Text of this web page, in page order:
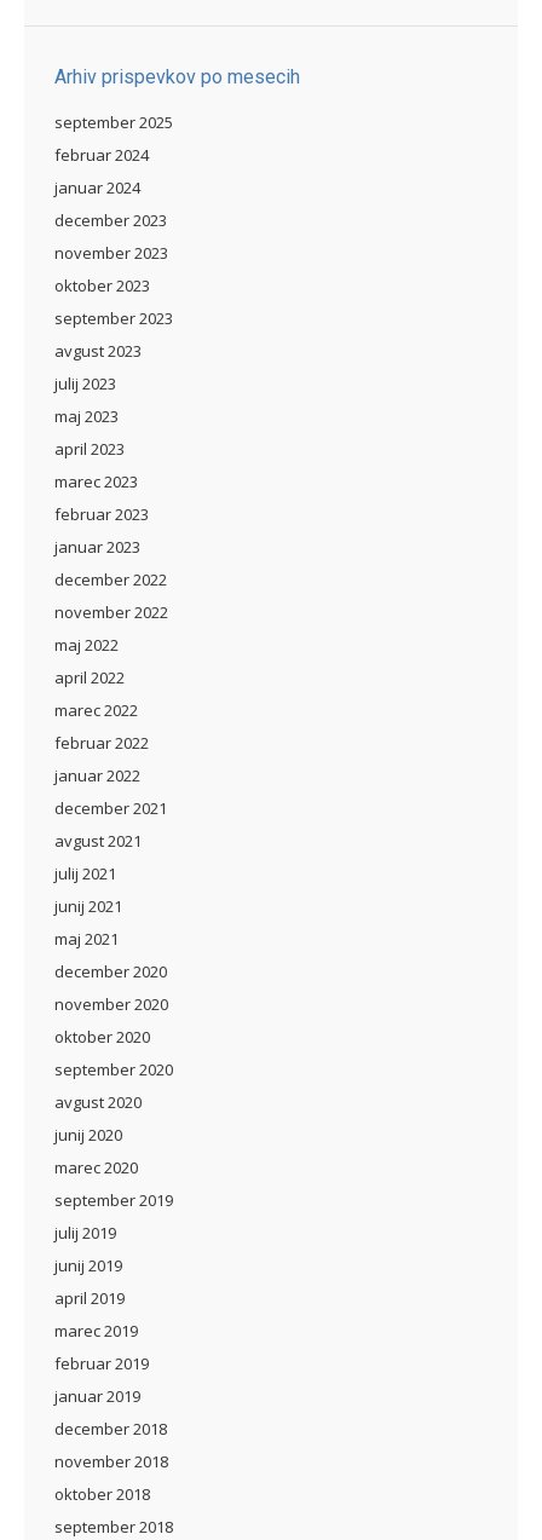
Arhiv prispevkov po mesecih
september 2025
februar 2024
januar 2024
december 2023
november 2023
oktober 2023
september 2023
avgust 2023
julij 2023
maj 2023
april 2023
marec 2023
februar 2023
januar 2023
december 2022
november 2022
maj 2022
april 2022
marec 2022
februar 2022
januar 2022
december 2021
avgust 2021
julij 2021
junij 2021
maj 2021
december 2020
november 2020
oktober 2020
september 2020
avgust 2020
junij 2020
marec 2020
september 2019
julij 2019
junij 2019
april 2019
marec 2019
februar 2019
januar 2019
december 2018
november 2018
oktober 2018
september 2018